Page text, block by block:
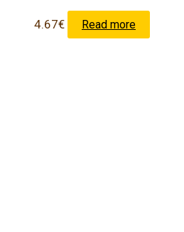
4.67€ Read more